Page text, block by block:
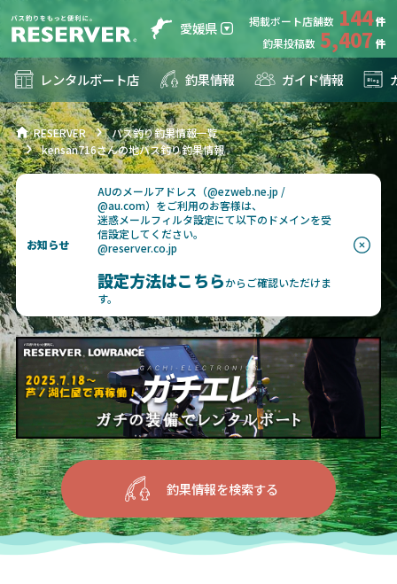
愛媛県 掲載ボート店舗数 144
釣果投稿数 5,407
レンタルボート店 釣果情報 ガイド情報
RESERVER
バス釣り釣果情報一覧
kensan716さんの地バス釣り釣果情報
お知らせ
AUのメールアドレス（@ezweb.ne.jp /
@au.com）をご利用のお客様は、
迷惑メールフィルタ設定にて以下のドメインを受
信設定してください。
@reserver.co.jp
設定方法はこちらからご確認いただけま
す。
釣果情報を検索する